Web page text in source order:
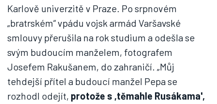
Karlově univerzitě v Praze. Po srpnovém
„bratrském“ vpádu vojsk armád Varšavské
smlouvy přerušila na rok studium a odešla se
svým budoucím manželem, fotografem
Josefem Rakušanem, do zahraničí. „Můj
tehdejší přítel a budoucí manžel Pepa se
rozhodl odejít, protože s ,těmahle Rusákama',